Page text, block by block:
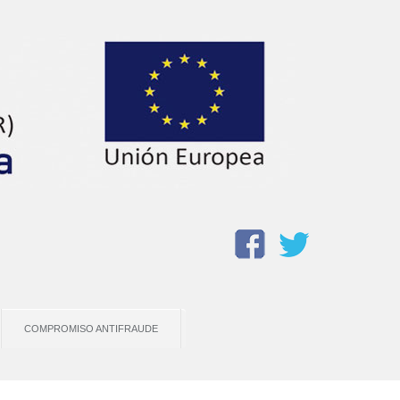
COMPROMISO ANTIFRAUDE